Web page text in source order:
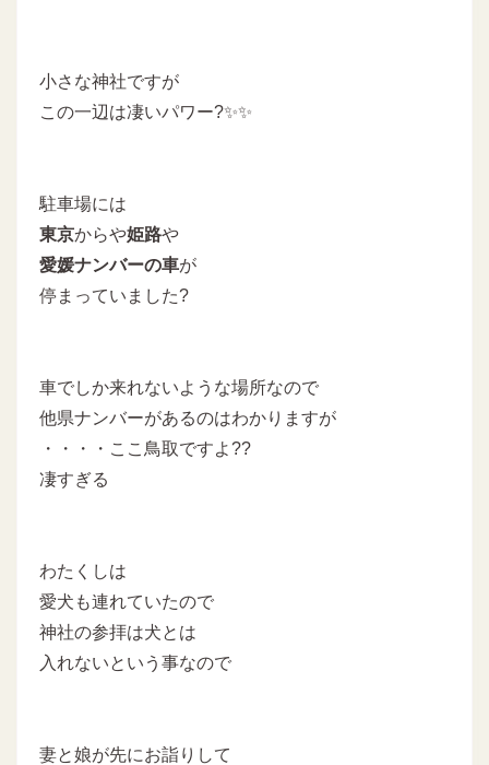
小さな神社ですが
この一辺は凄いパワー?✨✨
駐車場には
東京からや姫路や
愛媛ナンバーの車が
停まっていました?
車でしか来れないような場所なので
他県ナンバーがあるのはわかりますが
・・・・ここ鳥取ですよ??
凄すぎる
わたくしは
愛犬も連れていたので
神社の参拝は犬とは
入れないという事なので
妻と娘が先にお詣りして